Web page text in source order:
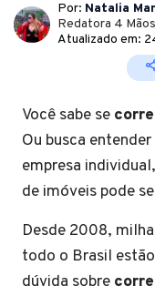
Por: Natalia
Redatora 4 Mãos
Atualizado em:
Você sabe se
Ou busca
empresa
de imóveis pode
Desde 2008,
todo o Brasil
dúvida sobre